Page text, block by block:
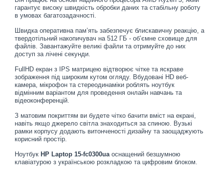
гарантує високу швидкість обробки даних та стабільну роботу
в умовах багатозадачності.
Швидка оперативна пам’ять забезпечує блискавичну реакцію, а
твердотільний накопичувач на 512 ГБ - об’ємне сховище для
файлів. Завантажуйте великі файли та отримуйте до них
доступ за лічені секунди.
FullHD екран з IPS матрицею відтворює чітке та яскраве
зображення під широким кутом огляду. Вбудовані HD веб-
камера, мікрофон та стереодинаміки роблять ноутбук
відмінним варіантом для проведення онлайн навчань та
відеоконференцій.
З матовим покриттям ви будете чітко бачити вміст на екрані,
навіть якщо джерело світла знаходиться за спиною. Вузькі
рамки корпусу додають витонченості дизайну та заощаджують
корисний простір.
Ноутбук HP Laptop 15-fc0300uaоснащений безшумною
клавіатурою з українською розкладкою та цифровим блоком.